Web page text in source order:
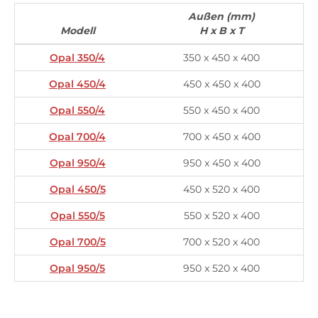
Modell
Außen (mm)
H x B x T
Opal 350/4 350 x 450 x 400
Opal 450/4 450 x 450 x 400
Opal 550/4 550 x 450 x 400
Opal 700/4 700 x 450 x 400
Opal 950/4 950 x 450 x 400
Opal 450/5 450 x 520 x 400
Opal 550/5 550 x 520 x 400
Opal 700/5 700 x 520 x 400
Opal 950/5 950 x 520 x 400